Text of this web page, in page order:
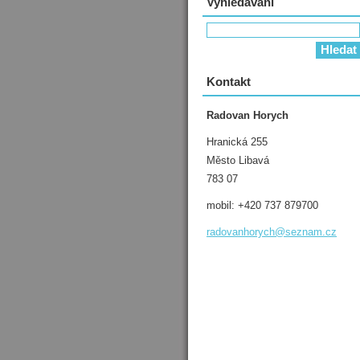
Kontakt
Radovan Horych
Hranická 255
Město Libavá
783 07
mobil: +420 737 879700
radovanhorych@seznam.cz